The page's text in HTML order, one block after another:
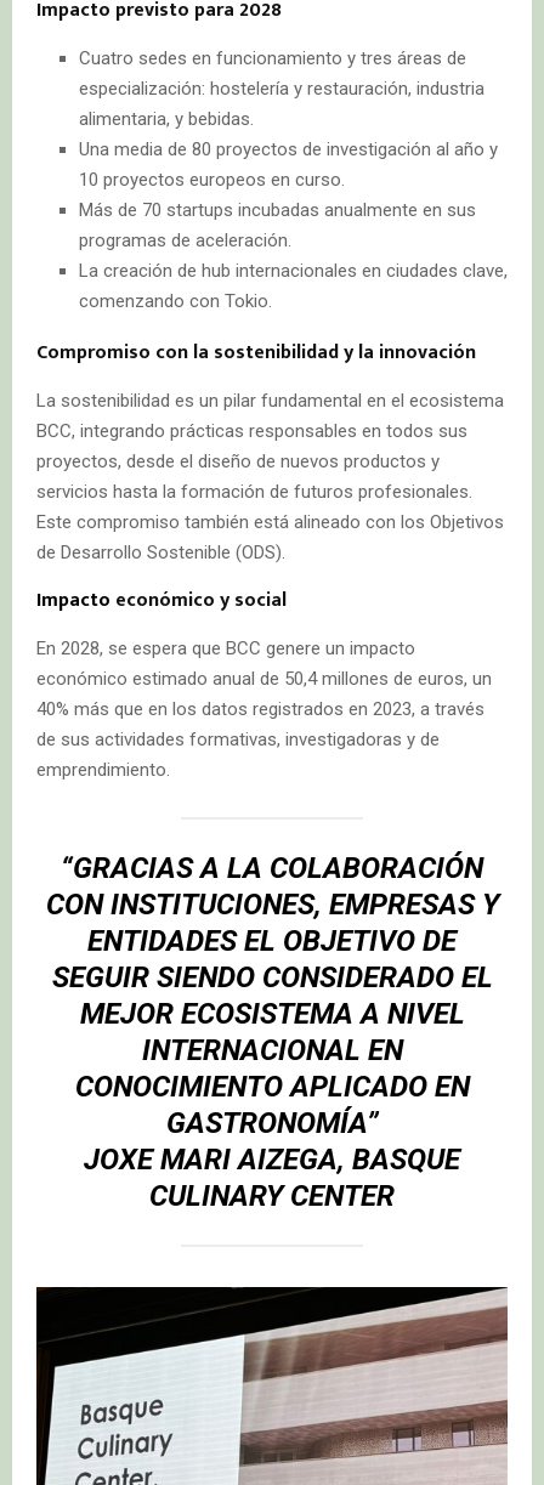
Impacto previsto para 2028
Cuatro sedes en funcionamiento y tres áreas de
especialización: hostelería y restauración, industria
alimentaria, y bebidas.
Una media de 80 proyectos de investigación al año y
10 proyectos europeos en curso.
Más de 70 startups incubadas anualmente en sus
programas de aceleración.
La creación de hub internacionales en ciudades clave,
comenzando con Tokio.
Compromiso con la sostenibilidad y la innovación
La sostenibilidad es un pilar fundamental en el ecosistema
BCC, integrando prácticas responsables en todos sus
proyectos, desde el diseño de nuevos productos y
servicios hasta la formación de futuros profesionales.
Este compromiso también está alineado con los Objetivos
de Desarrollo Sostenible (ODS).
Impacto económico y social
En 2028, se espera que BCC genere un impacto
económico estimado anual de 50,4 millones de euros, un
40% más que en los datos registrados en 2023, a través
de sus actividades formativas, investigadoras y de
emprendimiento.
“GRACIAS A LA COLABORACIÓN
CON INSTITUCIONES, EMPRESAS Y
ENTIDADES EL OBJETIVO DE
SEGUIR SIENDO CONSIDERADO EL
MEJOR ECOSISTEMA A NIVEL
INTERNACIONAL EN
CONOCIMIENTO APLICADO EN
GASTRONOMÍA”
JOXE MARI AIZEGA, BASQUE
CULINARY CENTER